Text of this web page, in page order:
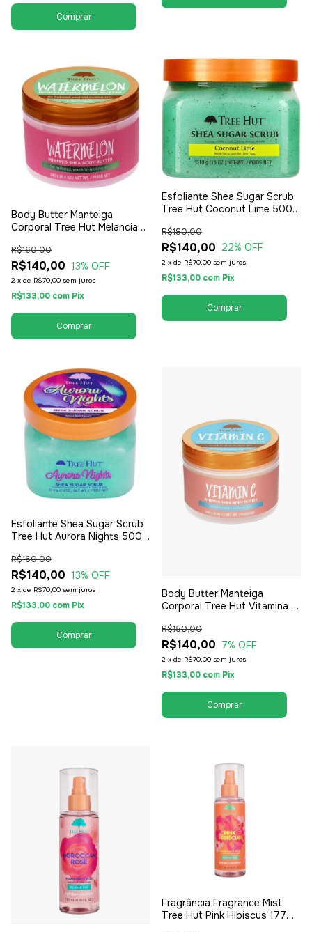
Body Butter Manteiga
Corporal Tree Hut Melancia
R$140,00
R$160,00
13% OFF
2 x de R$70,00 sem juros
R$133,00 com Pix
Esfoliante Shea Sugar Scrub
Tree Hut Coconut Lime 500g
R$140,00
R$180,00
22% OFF
2 x de R$70,00 sem juros
R$133,00 com Pix
Esfoliante Shea Sugar Scrub
Tree Hut Aurora Nights 500g
R$140,00
R$160,00
13% OFF
2 x de R$70,00 sem juros
R$133,00 com Pix
Body Butter Manteiga
Corporal Tree Hut Vitamina C
R$140,00
R$150,00
7% OFF
2 x de R$70,00 sem juros
R$133,00 com Pix
Fragrância Fragrance Mist
Tree Hut Pink Hibiscus 177ml